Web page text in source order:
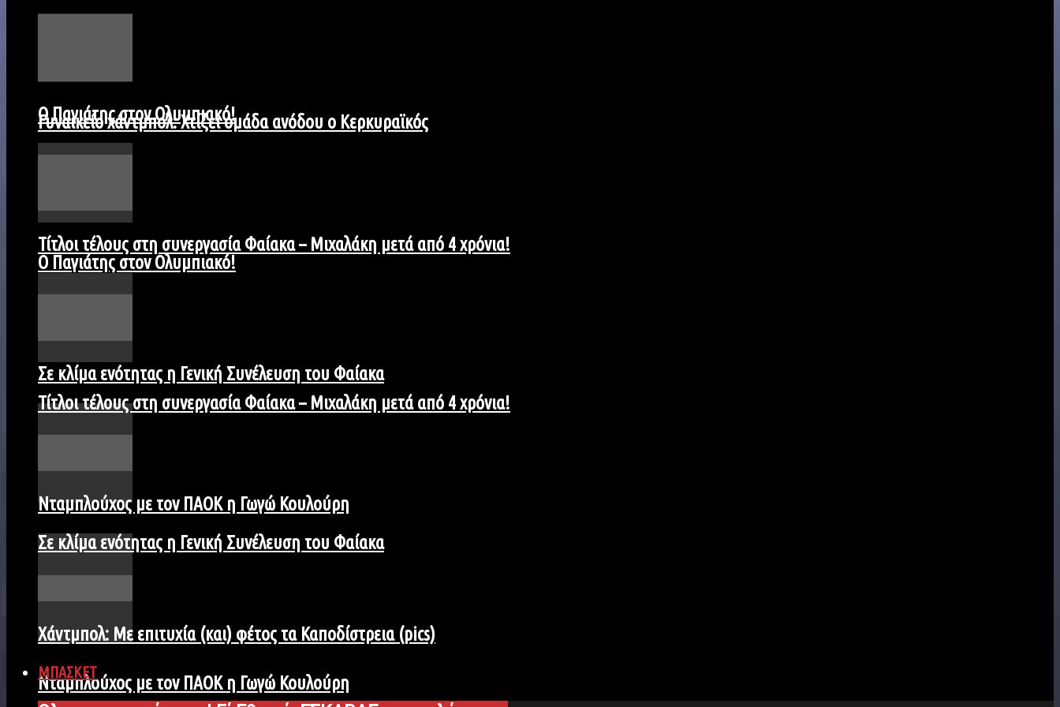
Γυναικείο χάντμπολ: Χτίζει ομάδα ανόδου ο Κερκυραϊκός
Ο Παγιάτης στον Ολυμπιακό!
Τίτλοι τέλους στη συνεργασία Φαίακα – Μιχαλάκη μετά από 4 χρόνια!
Σε κλίμα ενότητας η Γενική Συνέλευση του Φαίακα
Νταμπλούχος με τον ΠΑΟΚ η Γωγώ Κουλούρη
Ο Παγιάτης στον Ολυμπιακό!
Τίτλοι τέλους στη συνεργασία Φαίακα – Μιχαλάκη μετά από 4 χρόνια!
Σε κλίμα ενότητας η Γενική Συνέλευση του Φαίακα
Νταμπλούχος με τον ΠΑΟΚ η Γωγώ Κουλούρη
Χάντμπολ: Με επιτυχία (και) φέτος τα Καποδίστρεια (pics)
ΜΠΑΣΚΕΤ